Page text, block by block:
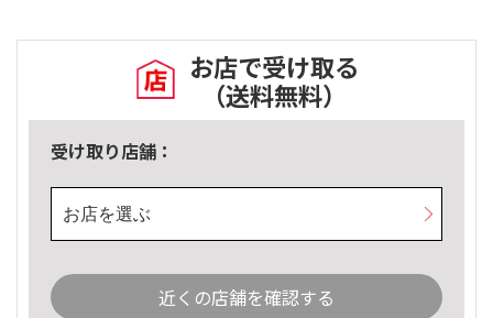
お店で受け取る
（送料無料）
受け取り店舗：
お店を選ぶ
近くの店舗を確認する